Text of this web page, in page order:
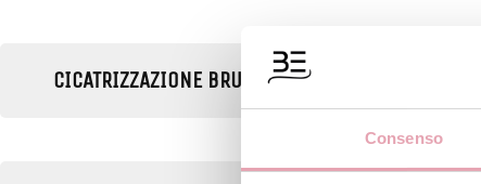
Consenso
CICATRIZZAZIONE BRUFOLI